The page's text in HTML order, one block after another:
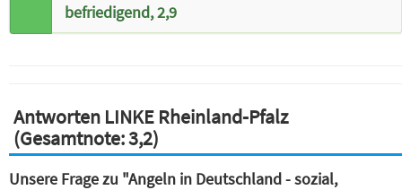
befriedigend, 2,9
Antworten LINKE Rheinland-Pfalz
(Gesamtnote: 3,2)
Unsere Frage zu "Angeln in Deutschland - sozial,